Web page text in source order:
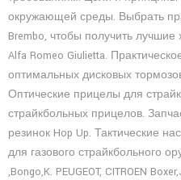
окружающей среды. Выбрать
Brembo, чтобы получить
Alfa Romeo Giulietta.
оптимальных дисковых
Оптические прицелы для
страйкбольных прицелов.
резинок Hop Up. Тактические
для газового страйкбольного
,Bongo,K. PEUGEOT, CITROEN